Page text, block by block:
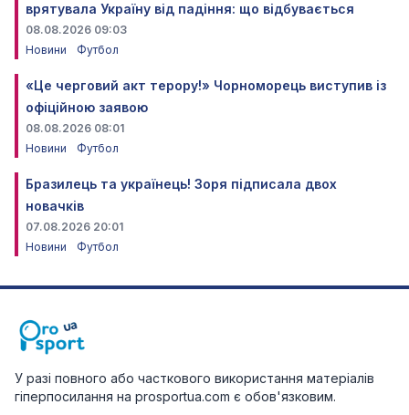
врятувала Україну від падіння: що відбувається
08.08.2026 09:03
Новини
Футбол
«Це черговий акт терору!» Чорноморець виступив із
офіційною заявою
08.08.2026 08:01
Новини
Футбол
Бразилець та українець! Зоря підписала двох
новачків
07.08.2026 20:01
Новини
Футбол
У разі повного або часткового використання матеріалів
гіперпосилання на prosportua.com є обов'язковим.